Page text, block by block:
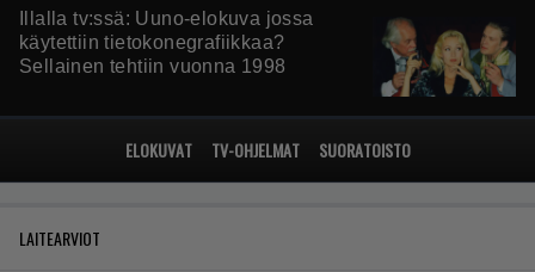
Illalla tv:ssä: Uuno-elokuva jossa
käytettiin tietokonegrafiikkaa?
Sellainen tehtiin vuonna 1998
ELOKUVAT TV-OHJELMAT SUORATOISTO
LAITEARVIOT